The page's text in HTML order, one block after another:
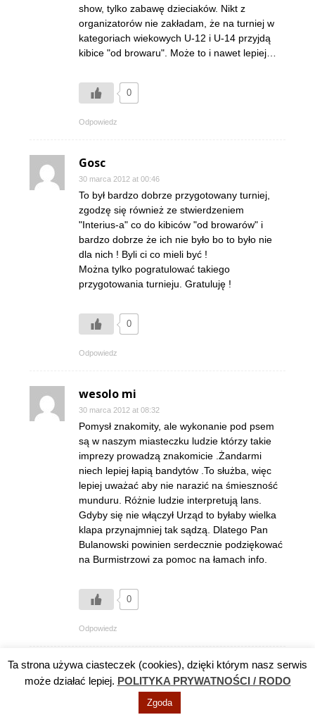
show, tylko zabawę dzieciaków. Nikt z
organizatorów nie zakładam, że na turniej w
kategoriach wiekowych U-12 i U-14 przyjdą
kibice "od browaru". Może to i nawet lepiej…
0
Odpowiedz
Gosc
30 marca 2012 at 00:46
To był bardzo dobrze przygotowany turniej,
zgodzę się również ze stwierdzeniem
"Interius-a" co do kibiców "od browarów" i
bardzo dobrze że ich nie było bo to było nie
dla nich ! Byli ci co mieli być !
Można tylko pogratulować takiego
przygotowania turnieju. Gratuluję !
0
Odpowiedz
wesolo mi
30 marca 2012 at 08:32
Pomysł znakomity, ale wykonanie pod psem
są w naszym miasteczku ludzie którzy takie
imprezy prowadzą znakomicie .Żandarmi
niech lepiej łapią bandytów .To służba, więc
lepiej uważać aby nie narazić na śmieszność
munduru. Różnie ludzie interpretują lans.
Gdyby się nie włączył Urząd to byłaby wielka
klapa przynajmniej tak sądzą. Dlatego Pan
Bulanowski powinien serdecznie podziękować
na Burmistrzowi za pomoc na łamach info.
0
Odpowiedz
Gosc
30 marca 2012 at 17:49
Pocałujcie się w pompę. Samorząd ma
statutowy obowiązek zajmować się sportem.
Ta strona używa ciasteczek (cookies), dzięki którym nasz serwis
może działać lepiej. POLITYKA PRYWATNOŚCI / RODO
Zgoda